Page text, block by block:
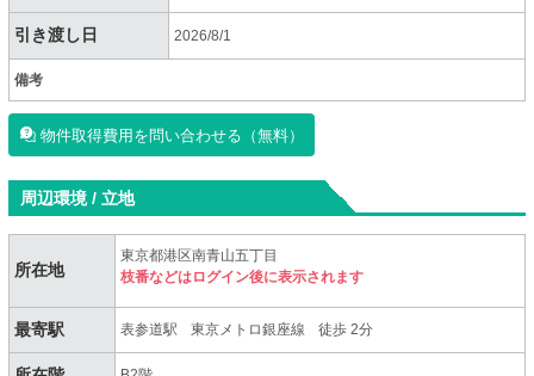
引き渡し日 2026/8/1
備考
物件取得費用を問い合わせる（無料）
周辺環境 / 立地
所在地
東京都港区南青山五丁目
枝番などはログイン後に表示されます
最寄駅 表参道駅 東京メトロ銀座線 徒歩 2分